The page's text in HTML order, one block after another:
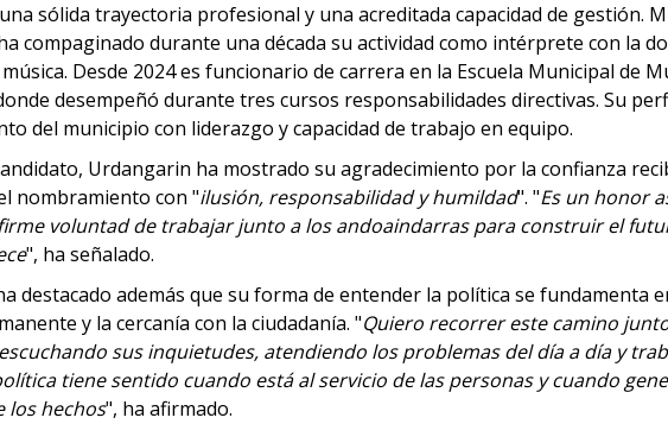
sólida trayectoria profesional y una acreditada capacidad de gestión.
compaginado durante una década su actividad como intérprete con la
Desde 2024 es funcionario de carrera en la Escuela Municipal de
desempeñó durante tres cursos responsabilidades directivas. Su
del municipio con liderazgo y capacidad de trabajo en equipo.
Urdangarin ha mostrado su agradecimiento por la confianza
nombramiento con "ilusión, responsabilidad y humildad". "Es un honor
voluntad de trabajar junto a los andoaindarras para construir el
", ha señalado.
destacado además que su forma de entender la política se fundamenta
y la cercanía con la ciudadanía. "Quiero recorrer este camino
sus inquietudes, atendiendo los problemas del día a día y
tiene sentido cuando está al servicio de las personas y cuando
los hechos", ha afirmado.